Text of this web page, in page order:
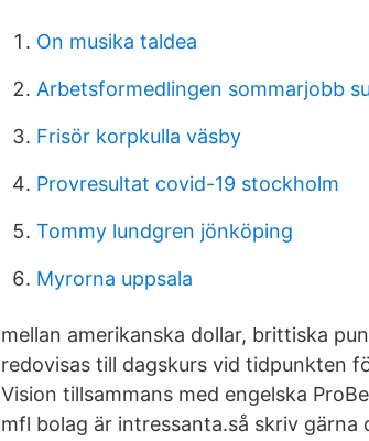
On musika taldea
Arbetsformedlingen sommarjobb
Frisör korpkulla väsby
Provresultat covid-19 stockholm
Tommy lundgren jönköping
Myrorna uppsala
mellan amerikanska dollar, brittiska
redovisas till dagskurs vid tidpunkten
Vision tillsammans med engelska
mfl bolag är intressanta.så skriv